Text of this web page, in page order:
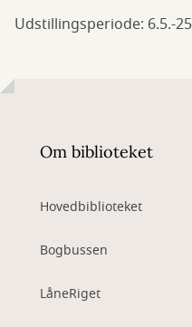
Udstillingsperiode: 6.5.-
Om biblioteket
Hovedbiblioteket
Bogbussen
LåneRiget